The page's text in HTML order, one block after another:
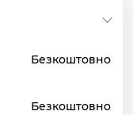
Безкоштовно
Безкоштовно